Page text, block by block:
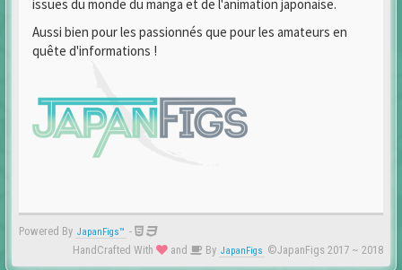
issues du monde du manga et de l'animation japonaise.
Aussi bien pour les passionnés que pour les amateurs en
quête d'informations !
Powered By JapanFigs™ -
HandCrafted With
and By JapanFigs ©JapanFigs 2017 ~ 2018